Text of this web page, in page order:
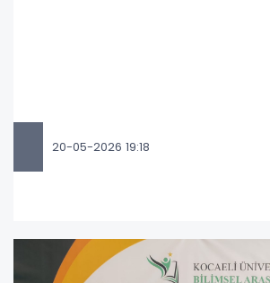
20-05-2026 19:18